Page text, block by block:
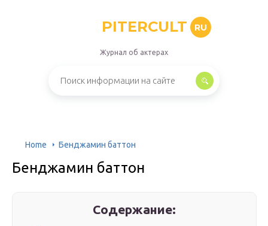
PITERCULT RU
Журнал об актерах
Home Бенджамин баттон
Бенджамин баттон
Содержание: